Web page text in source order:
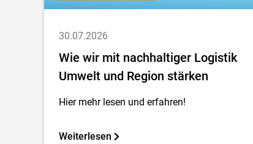
30.07.2026
Wie wir mit nachhaltiger Logistik
Umwelt und Region stärken
Hier mehr lesen und erfahren!
Weiterlesen